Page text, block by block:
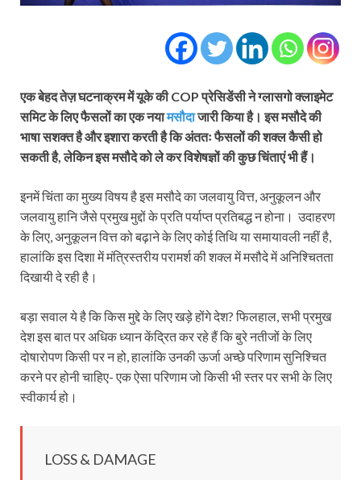
एक बेहद तेज़ घटनाक्रम में यूके की COP प्रेसि‍डेंसी ने ग्लासगो क्लाइमेट
समिट के लिए फैसलों का एक नयामसौदाजारी किया है। इस मसौदे की
भाषा सशक्त है और इशारा करती है कि अंततः फैसलों की शक्ल कैसी हो
सकती है, लेकिन इस मसौदे को ले कर विशेषज्ञों की कुछ चिंताएं भी हैं।
इनमें चिंता का मुख्य विषय है इस मसौदे का जलवायु वित्त, अनुकूलन और
जलवायु हानि जैसे प्रमुख मुद्दों के प्रति पर्याप्त प्रतिबद्ध न होना। उदाहरण
के लिए, अनुकूलन वित्त को बढ़ाने के लिए कोई तिथि या समायावली नहीं है,
हालांकि इस दिशा में मंत्रिस्तरीय परामर्श की शक्ल में मसौदे में अनिश्चितता
दिखायी दे रही है।
बड़ा सवाल ये है कि किस मुद्दे के लिए खड़े होंगे देश? फिलहाल, सभी प्रमुख
देश इस बात पर अधिक ध्यान केंद्रित कर रहे हैं कि बुरे नतीजों के लिए
दोषारोपण किसी पर न हो, हालांकि उनकी ऊर्जा अच्छे परिणाम सुनिश्चित
करने पर होनी चाहिए- एक ऐसा परिणाम जो किसी भी स्तर पर सभी के लिए
स्वीकार्य हो।
LOSS & DAMAGE